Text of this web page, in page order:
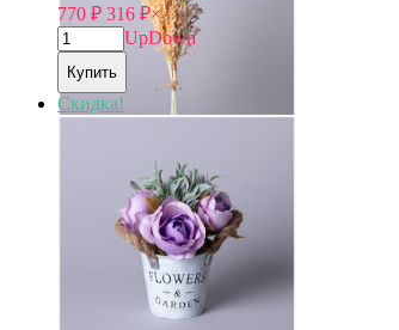
770 ₽ 316 ₽×
UpDown
Купить
Скидка!